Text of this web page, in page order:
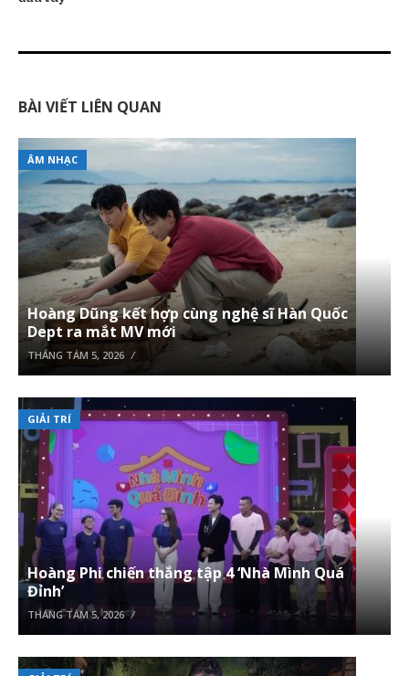
BÀI VIẾT LIÊN QUAN
ÂM NHẠC
Hoàng Dũng kết hợp cùng nghệ sĩ Hàn Quốc
Dept ra mắt MV mới
THÁNG TÁM 5, 2026
GIẢI TRÍ
Hoàng Phi chiến thắng tập 4 ‘Nhà Mình Quá
Đỉnh’
THÁNG TÁM 5, 2026